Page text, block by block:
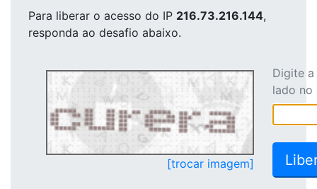
Para liberar o acesso do IP 216.73.216.144,
responda ao desafio abaixo.
[trocar imagem]
Digite
lado no